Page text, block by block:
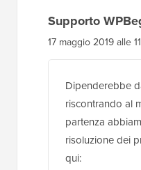
Supporto
17 maggio 2019 alle
Dipenderebbe
riscontrando al
partenza
risoluzione dei
qui: